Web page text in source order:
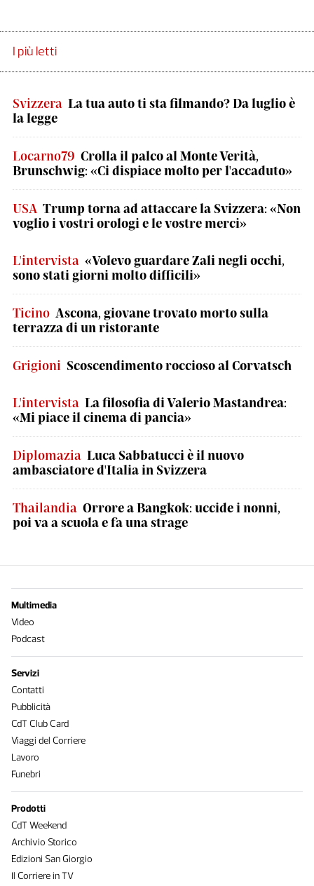
I più letti
Svizzera La tua auto ti sta filmando? Da luglio è
la legge
Locarno79 Crolla il palco al Monte Verità,
Brunschwig: «Ci dispiace molto per l'accaduto»
USA Trump torna ad attaccare la Svizzera: «Non
voglio i vostri orologi e le vostre merci»
L'intervista «Volevo guardare Zali negli occhi,
sono stati giorni molto difficili»
Ticino Ascona, giovane trovato morto sulla
terrazza di un ristorante
Grigioni Scoscendimento roccioso al Corvatsch
L'intervista La filosofia di Valerio Mastandrea:
«Mi piace il cinema di pancia»
Diplomazia Luca Sabbatucci è il nuovo
ambasciatore d'Italia in Svizzera
Thailandia Orrore a Bangkok: uccide i nonni,
poi va a scuola e fa una strage
Multimedia
Video
Podcast
Servizi
Contatti
Pubblicità
CdT Club Card
Viaggi del Corriere
Lavoro
Funebri
Prodotti
CdT Weekend
Archivio Storico
Edizioni San Giorgio
Il Corriere in TV